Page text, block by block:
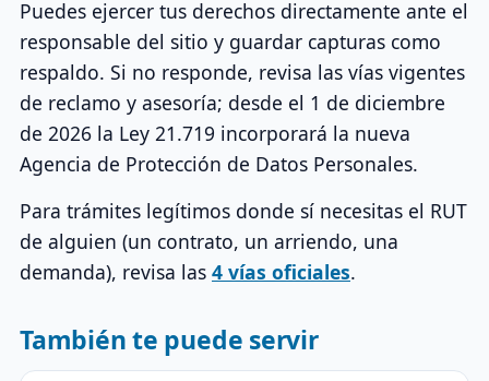
Puedes ejercer tus derechos directamente ante el
responsable del sitio y guardar capturas como
respaldo. Si no responde, revisa las vías vigentes
de reclamo y asesoría; desde el 1 de diciembre
de 2026 la Ley 21.719 incorporará la nueva
Agencia de Protección de Datos Personales.
Para trámites legítimos donde sí necesitas el RUT
de alguien (un contrato, un arriendo, una
demanda), revisa las 4 vías oficiales.
También te puede servir